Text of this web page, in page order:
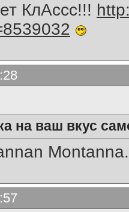
КлАссс!!!
на ваш вкус
Montanna.